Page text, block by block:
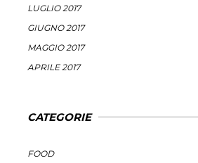
LUGLIO 2017
GIUGNO 2017
MAGGIO 2017
APRILE 2017
CATEGORIE
FOOD